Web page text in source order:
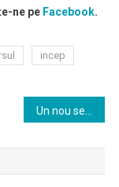
ne pe Facebook.
incep